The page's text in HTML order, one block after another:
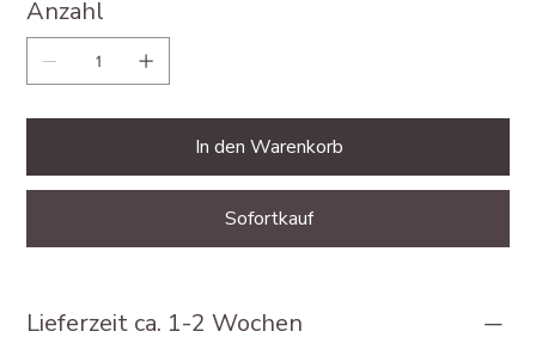
Anzahl
In den Warenkorb
Sofortkauf
Lieferzeit ca. 1-2 Wochen